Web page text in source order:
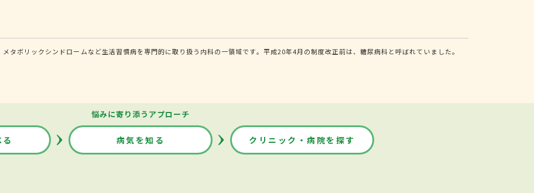
タボリックシンドロームなど生活習慣病を専門的に取り扱う内科の一領域です。平成20年4月の制度改正前は、糖尿病科と呼ばれていました。
悩みに寄り添うアプローチ
病気を知る クリニック・病院を探す